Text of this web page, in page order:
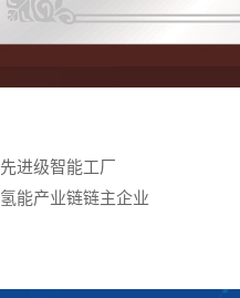
先进级智能工厂
氢能产业链链主企业